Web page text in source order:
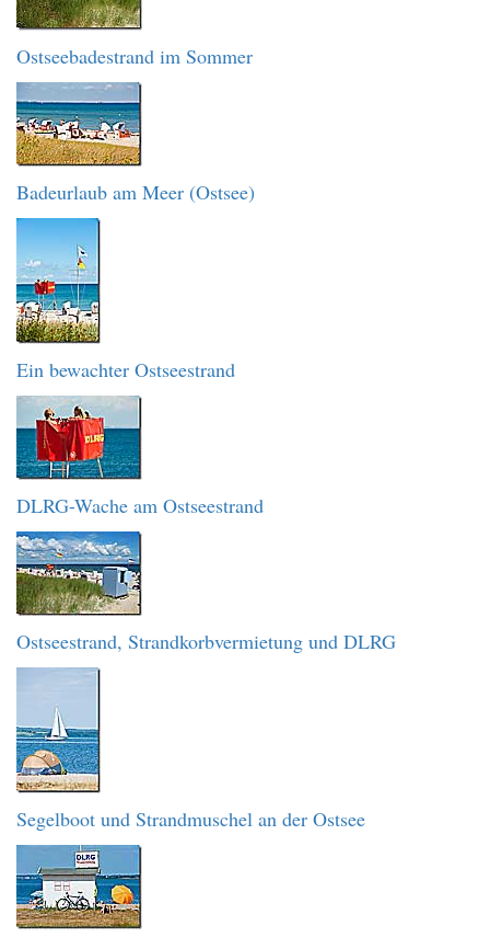
Ostseebadestrand im Sommer
Badeurlaub am Meer (Ostsee)
Ein bewachter Ostseestrand
DLRG-Wache am Ostseestrand
Ostseestrand, Strandkorbvermietung und DLRG
Segelboot und Strandmuschel an der Ostsee